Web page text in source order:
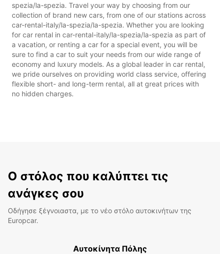
spezia/la-spezia. Travel your way by choosing from our
collection of brand new cars, from one of our stations across
car-rental-italy/la-spezia/la-spezia. Whether you are looking
for car rental in car-rental-italy/la-spezia/la-spezia as part of
a vacation, or renting a car for a special event, you will be
sure to find a car to suit your needs from our wide range of
economy and luxury models. As a global leader in car rental,
we pride ourselves on providing world class service, offering
flexible short- and long-term rental, all at great prices with
no hidden charges.
Ο στόλος που καλύπτει τις
ανάγκες σου
Οδήγησε ξέγνοιαστα, με το νέο στόλο αυτοκινήτων της
Europcar.
Αυτοκίνητα Πόλης